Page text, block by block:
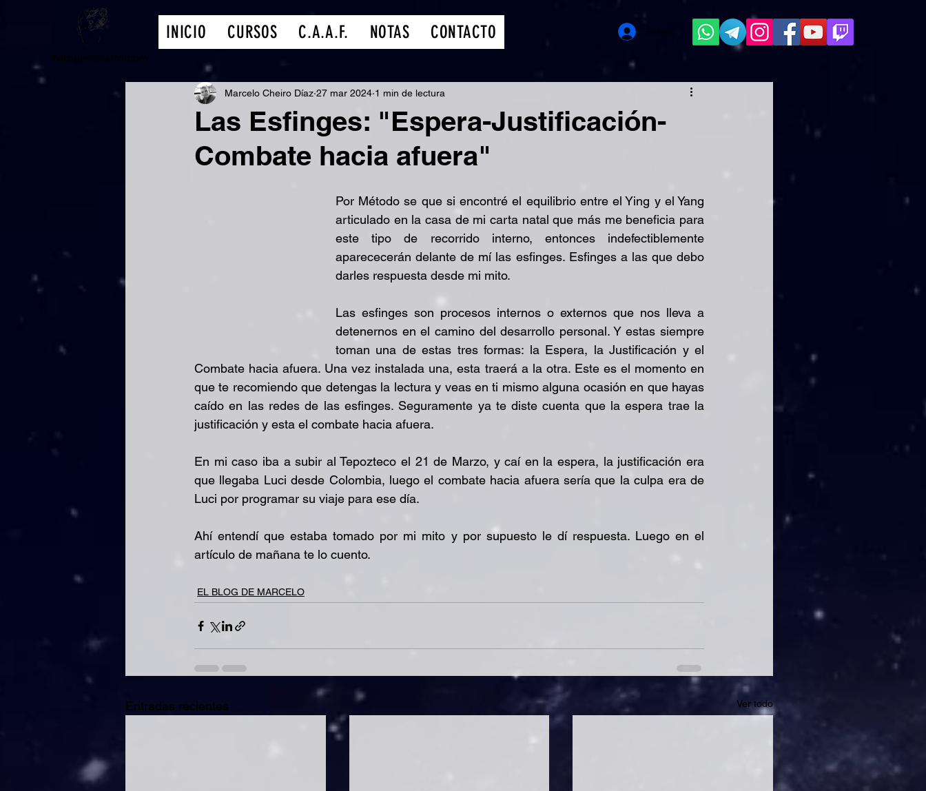
INICIO CURSOS C.A.A.F. NOTAS CONTACTO
Las Esfinges: "Espera-Justificación-
Combate hacia afuera"
Marcelo Cheiro Díaz 27 mar 2024 1 min de lectura
Por Método se que si encontré el equilibrio entre el Ying y el Yang
articulado en la casa de mi carta natal que más me beneficia para
este tipo de recorrido interno, entonces indefectiblemente
aparececerán delante de mí las esfinges. Esfinges a las que debo
darles respuesta desde mi mito.
Las esfinges son procesos internos o externos que nos lleva a
detenernos en el camino del desarrollo personal. Y estas siempre
toman una de estas tres formas: la Espera, la Justificación y el
Combate hacia afuera. Una vez instalada una, esta traerá a la otra. Este es el momento en
que te recomiendo que detengas la lectura y veas en ti mismo alguna ocasión en que hayas
caído en las redes de las esfinges. Seguramente ya te diste cuenta que la espera trae la
justificación y esta el combate hacia afuera.
En mi caso iba a subir al Tepozteco el 21 de Marzo, y caí en la espera, la justificación era
que llegaba Luci desde Colombia, luego el combate hacia afuera sería que la culpa era de
Luci por programar su viaje para ese día.
Ahí entendí que estaba tomado por mi mito y por supuesto le dí respuesta. Luego en el
artículo de mañana te lo cuento.
EL BLOG DE MARCELO
Entradas recientes Ver todo